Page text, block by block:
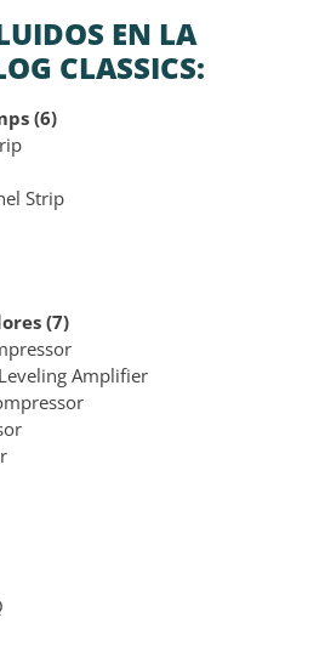
EN LA
CLASSICS:
(6)
Strip
(7)
Amplifier